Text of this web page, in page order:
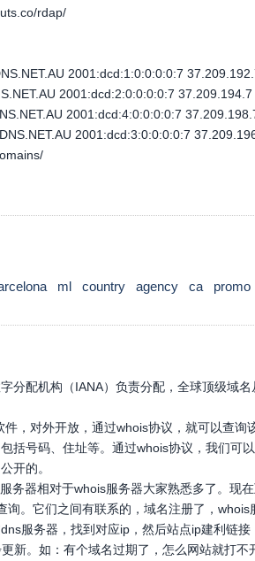
rdap/
2001:dcd:1:0:0:0:0:7
2001:dcd:2:0:0:0:0:7 37.209.194.7
2001:dcd:4:0:0:0:0:7
2001:dcd:3:0:0:0:0:7
ml country agency ca promo
分配机构（IANA）负责分配，全球顶级域
，对外开放，通过whois协议，就可以查
括号码、住址等。通过whois协议，我们可
开的。
务器相对于whois服务器大家熟悉多了。现
询。它们之间有联系的，域名注册了，
服务器，找到对应ip，然后站点ip建利链
新。如：有个域名过期了，怎么网站就打